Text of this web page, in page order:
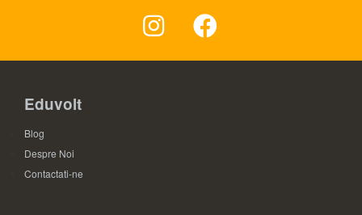
Eduvolt
Blog
Despre Noi
Contactati-ne